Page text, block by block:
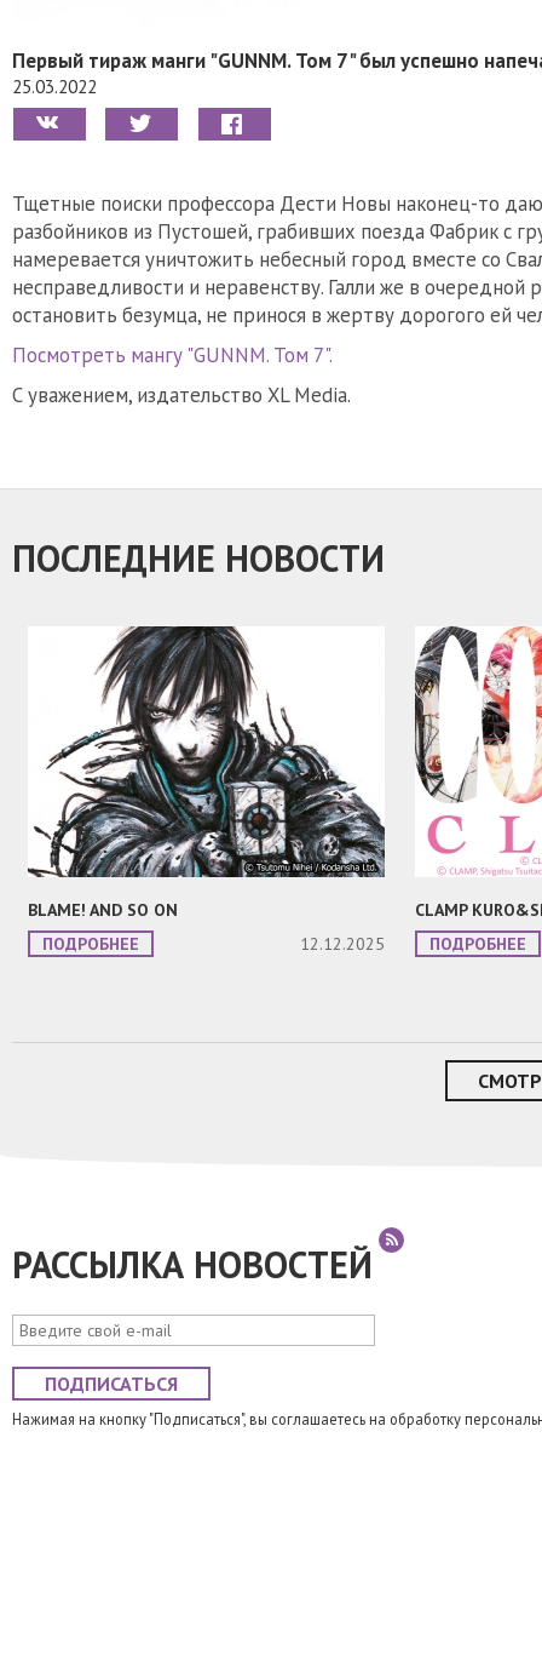
Первый тираж манги "GUNNM. Том 7" был успешно
25.03.2022
Тщетные поиски профессора Дести Новы наконец-то
разбойников из Пустошей, грабивших поезда Фабрик с
намеревается уничтожить небесный город вместе со
несправедливости и неравенству. Галли же в
остановить безумца, не принося в жертву дорогого ей
Посмотреть мангу "GUNNM. Том 7".
С уважением, издательство XL Media.
ПОСЛЕДНИЕ НОВОСТИ
BLAME! AND SO ON
ПОДРОБНЕЕ
12.12.2025
CLAMP
ПОДРОБНЕЕ
РАССЫЛКА НОВОСТЕЙ
ПОДПИСАТЬСЯ
Нажимая на кнопку "Подписаться", вы соглашаетесь на обработку